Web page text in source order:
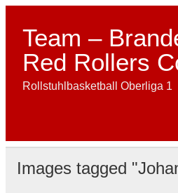
Skip
contentTeam –
Red Rollers
Rollstuhlbasketball Oberliga 1
Images tagged